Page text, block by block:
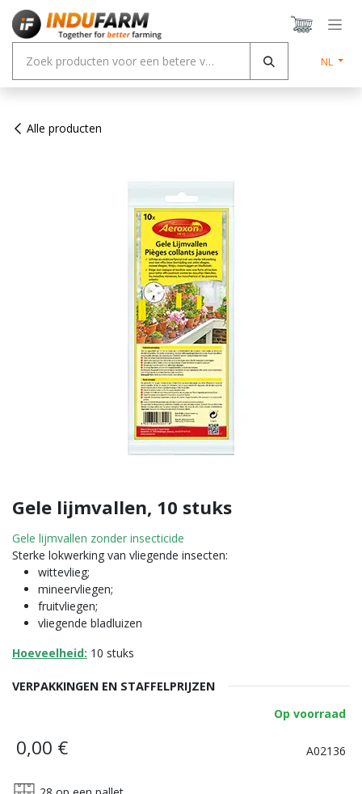
Overslaan naar inhoud
NL
Alle producten
Gele lijmvallen, 10 stuks
Gele lijmvallen zonder insecticide
Sterke lokwerking van vliegende insecten:
wittevlieg;
mineervliegen;
fruitvliegen;
vliegende bladluizen
Hoeveelheid: 10 stuks
VERPAKKINGEN EN STAFFELPRIJZEN
Op voorraad
0,00 € A02136